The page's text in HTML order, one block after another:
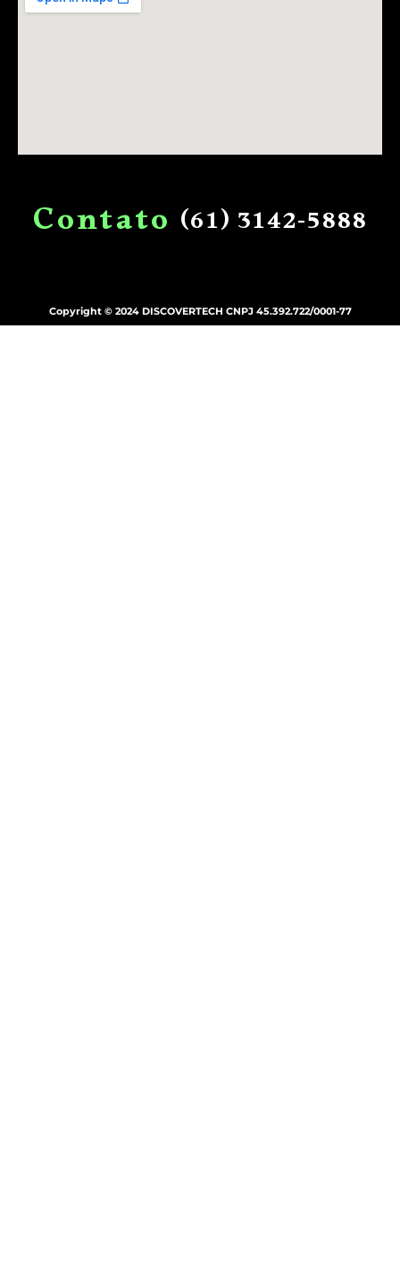
Contato (61) 3142-5888
Copyright © 2024 DISCOVERTECH CNPJ 45.392.722/0001-77